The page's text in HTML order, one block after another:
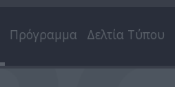
Πρόγραμμα Δελτία Τύπου